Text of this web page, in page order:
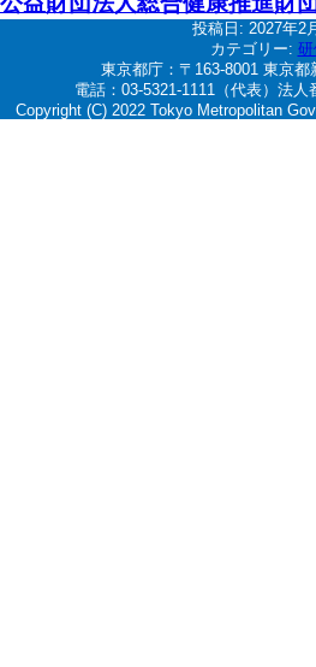
投稿日: 2027年2
カテゴリー: 研
東京都庁：〒163-8001 東京都
電話：03-5321-1111（代表）法人
Copyright (C) 2022 Tokyo Metropolitan